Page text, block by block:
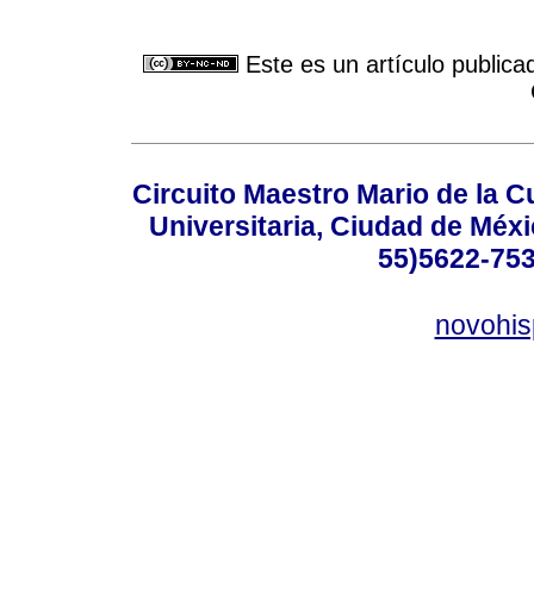
Este es un artículo
Circuito Maestro Mario de la
Universitaria, Ciudad de
55)5622-